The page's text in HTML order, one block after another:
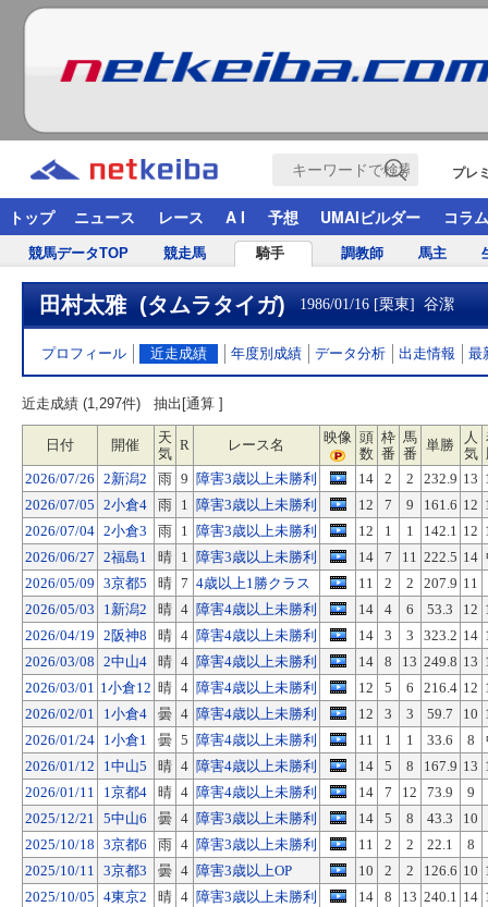
プレ
トップ ニュース レース A I 予想 UMAIビルダー コラム
競馬データTOP 競走馬 騎手 調教師 馬主
田村太雅 (タムラタイガ) 1986/01/16 [栗東] 谷潔
プロフィール 近走成績 年度別成績 データ分析 出走情報 最
近走成績 (1,297件) 抽出[通算 ]
日付 開催
天
気
R レース名 映像 頭
数
枠
番
馬
番
単勝
人
気
2026/07/26
2新潟2 雨 9 障害3歳以上未勝利 14 2 2 232.9 13
2026/07/05
2小倉4 雨 1 障害3歳以上未勝利 12 7 9 161.6 12
2026/07/04 2小倉3 雨 1 障害3歳以上未勝利 12 1 1 142.1 12
2026/06/27
2福島1 晴 1 障害3歳以上未勝利 14 7 11 222.5 14
2026/05/09
3京都5 晴 7 4歳以上1勝クラス 11 2 2 207.9 11
2026/05/03
1新潟2 晴 4 障害4歳以上未勝利 14 4 6 53.3 12
2026/04/19
2阪神8 晴 4 障害4歳以上未勝利 14 3 3 323.2 14
2026/03/08
2中山4 晴 4 障害4歳以上未勝利 14 8 13 249.8 13
2026/03/01 1小倉12 晴 4 障害4歳以上未勝利 12 5 6 216.4 12
2026/02/01
1小倉4 曇 4 障害4歳以上未勝利 12 3 3 59.7 10
2026/01/24 1小倉1 曇 5 障害4歳以上未勝利 11 1 1 33.6 8
2026/01/12
1中山5 晴 4 障害4歳以上未勝利 14 5 8 167.9 13
2026/01/11
1京都4 晴 4 障害4歳以上未勝利 14 7 12 73.9
9
2025/12/21
5中山6 曇 4 障害3歳以上未勝利 14 5 8 43.3
10
2025/10/18
3京都6 雨 4 障害3歳以上未勝利 11 2 2 22.1
8
2025/10/11
3京都3 曇 4 障害3歳以上OP 10 2 2 126.6 10
2025/10/05
4東京2 晴 4 障害3歳以上未勝利 14 8 13 240.1 14